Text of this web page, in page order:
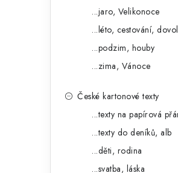
...jaro, Velikonoce
...léto, cestování,
...podzim, houby
...zima, Vánoce
České kartonové texty
...texty na papírová
...texty do deníků, alb
...děti, rodina
...svatba, láska